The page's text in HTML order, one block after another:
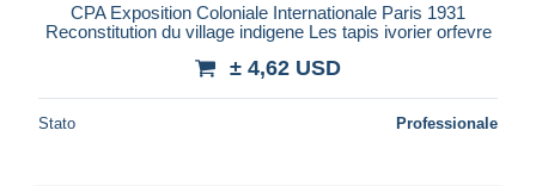
CPA Exposition Coloniale Internationale Paris 1931
Reconstitution du village indigene Les tapis ivorier orfevre
± 4,62 USD
Stato Professionale